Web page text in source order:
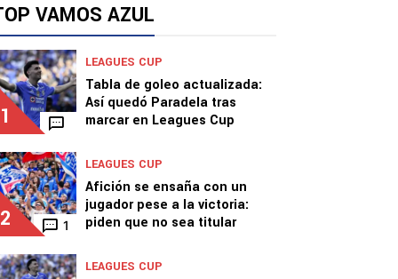
VAMOS AZUL
1
LEAGUES CUP
Tabla de goleo actualizada:
Así quedó Paradela tras
marcar en Leagues Cup
2 1
LEAGUES CUP
Afición se ensaña con un
jugador pese a la victoria:
piden que no sea titular
LEAGUES CUP